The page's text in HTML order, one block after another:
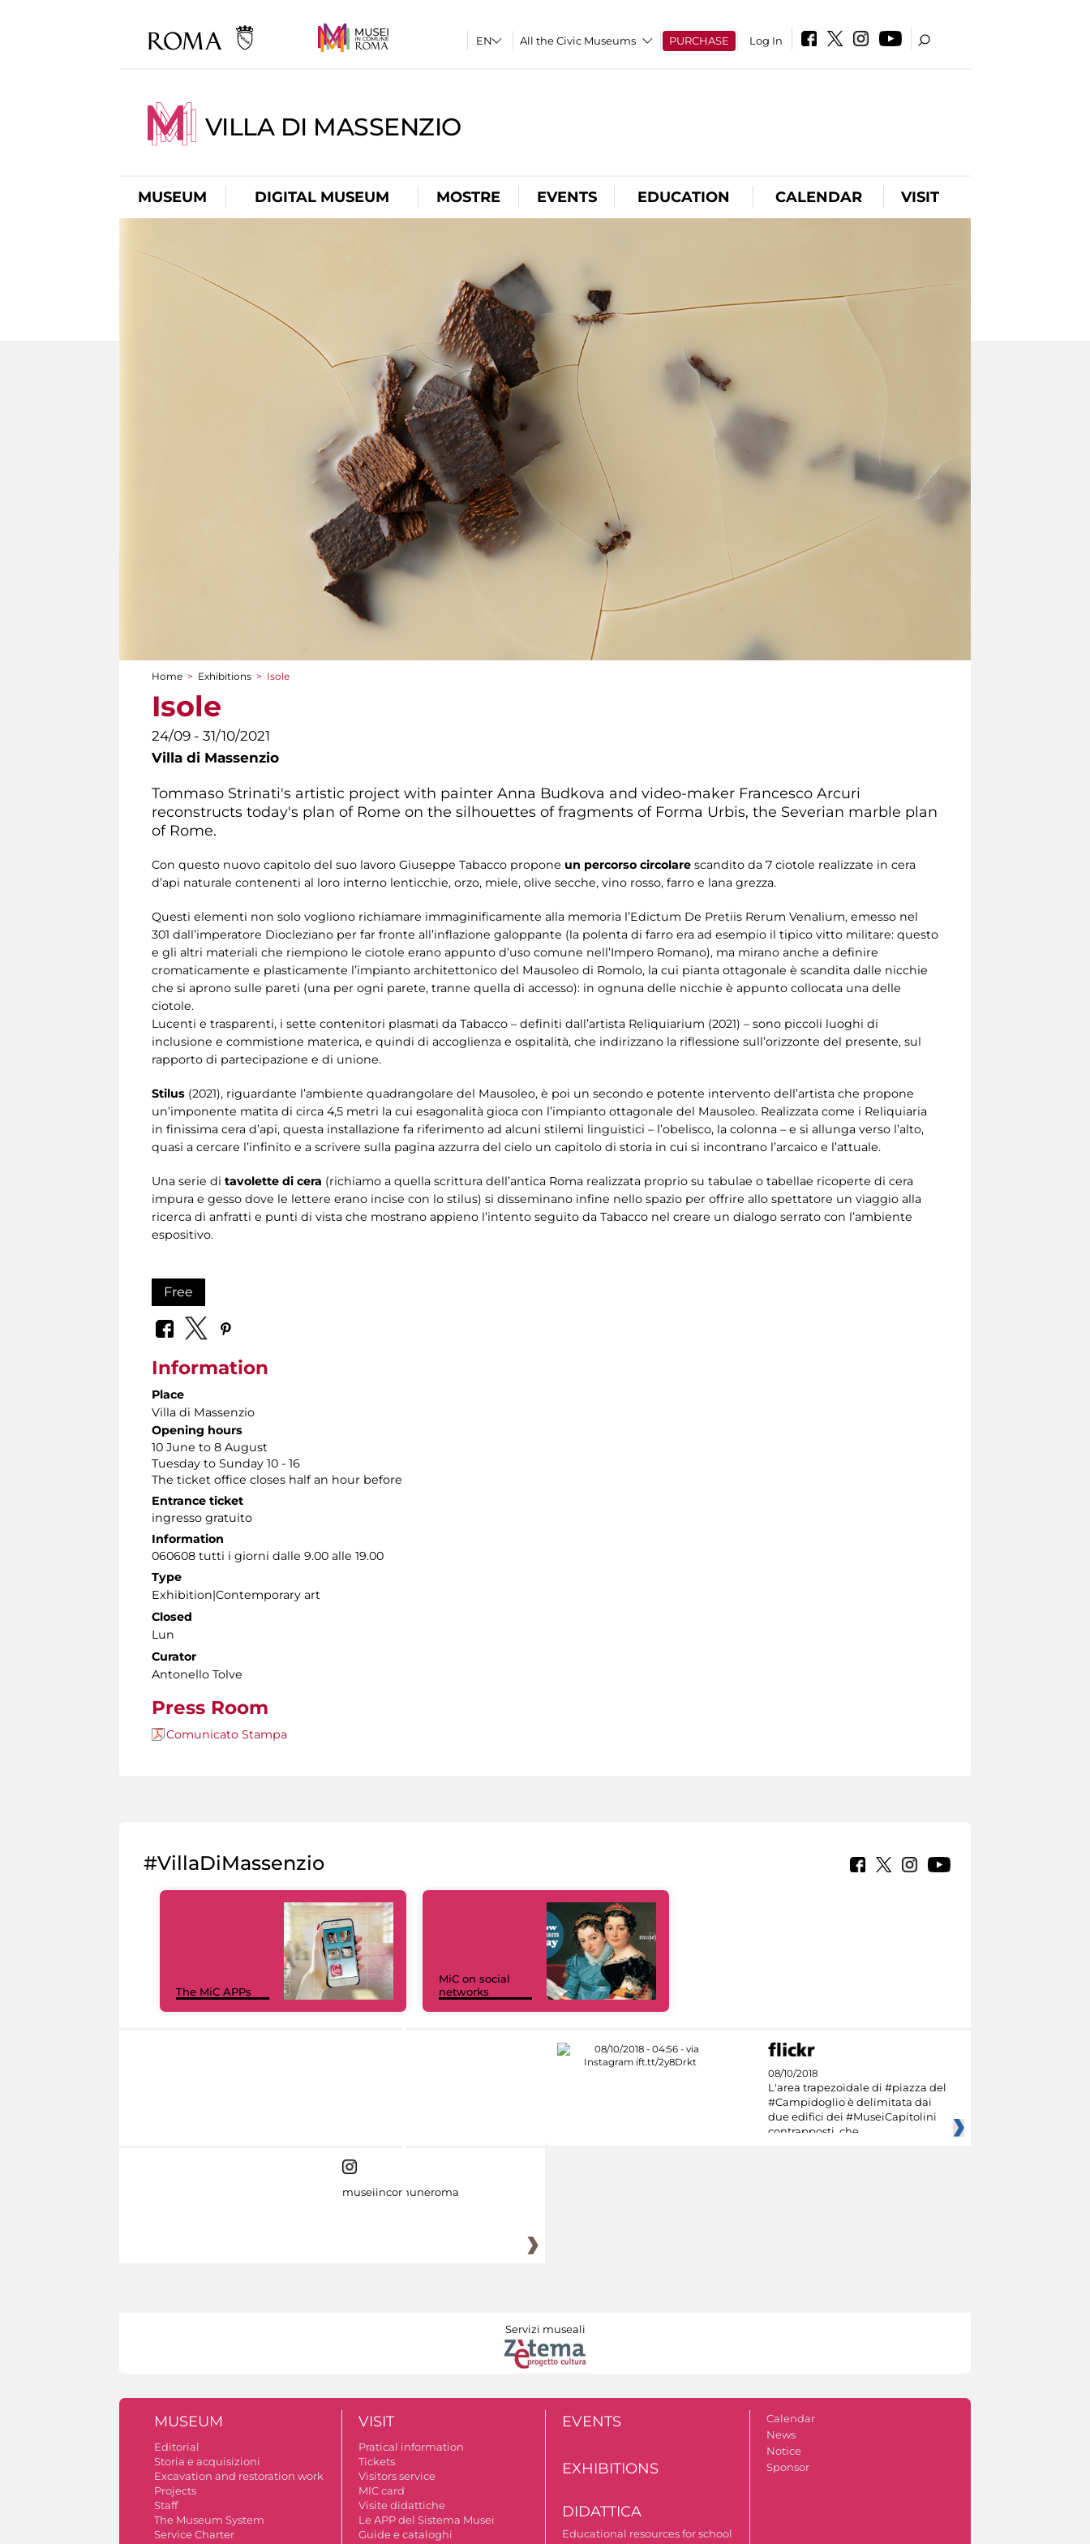
All the Civic Museums PURCHASE Log In
VILLA DI MASSENZIO
MUSEUM DIGITAL MUSEUM MOSTRE EVENTS EDUCATION CALENDAR VISIT
You are here
Home > Exhibitions > Isole
Isole
24/09 - 31/10/2021
Villa di Massenzio
Tommaso Strinati's artistic project with painter Anna Budkova and video-maker Francesco Arcuri
reconstructs today's plan of Rome on the silhouettes of fragments of Forma Urbis, the Severian marble plan
of Rome.
Con questo nuovo capitolo del suo lavoro Giuseppe Tabacco propone un percorso circolare scandito da 7 ciotole realizzate in cera
d’api naturale contenenti al loro interno lenticchie, orzo, miele, olive secche, vino rosso, farro e lana grezza.
Questi elementi non solo vogliono richiamare immaginificamente alla memoria l’Edictum De Pretiis Rerum Venalium, emesso nel
301 dall’imperatore Diocleziano per far fronte all’inflazione galoppante (la polenta di farro era ad esempio il tipico vitto militare: questo
e gli altri materiali che riempiono le ciotole erano appunto d’uso comune nell’Impero Romano), ma mirano anche a definire
cromaticamente e plasticamente l’impianto architettonico del Mausoleo di Romolo, la cui pianta ottagonale è scandita dalle nicchie
che si aprono sulle pareti (una per ogni parete, tranne quella di accesso): in ognuna delle nicchie è appunto collocata una delle
ciotole.
Lucenti e trasparenti, i sette contenitori plasmati da Tabacco – definiti dall’artista Reliquiarium (2021) – sono piccoli luoghi di
inclusione e commistione materica, e quindi di accoglienza e ospitalità, che indirizzano la riflessione sull’orizzonte del presente, sul
rapporto di partecipazione e di unione.
Stilus (2021), riguardante l’ambiente quadrangolare del Mausoleo, è poi un secondo e potente intervento dell’artista che propone
un’imponente matita di circa 4,5 metri la cui esagonalità gioca con l’impianto ottagonale del Mausoleo. Realizzata come i Reliquiaria
in finissima cera d’api, questa installazione fa riferimento ad alcuni stilemi linguistici – l’obelisco, la colonna – e si allunga verso l’alto,
quasi a cercare l’infinito e a scrivere sulla pagina azzurra del cielo un capitolo di storia in cui si incontrano l’arcaico e l’attuale.
Una serie di tavolette di cera (richiamo a quella scrittura dell’antica Roma realizzata proprio su tabulae o tabellae ricoperte di cera
impura e gesso dove le lettere erano incise con lo stilus) si disseminano infine nello spazio per offrire allo spettatore un viaggio alla
ricerca di anfratti e punti di vista che mostrano appieno l’intento seguito da Tabacco nel creare un dialogo serrato con l’ambiente
espositivo.
Free
Information
Place
Villa di Massenzio
Opening hours
10 June to 8 August
Tuesday to Sunday 10 - 16
The ticket office closes half an hour before
Entrance ticket
ingresso gratuito
Information
060608 tutti i giorni dalle 9.00 alle 19.00
Type
Exhibition|Contemporary art
Closed
Lun
Curator
Antonello Tolve
Press Room
Comunicato Stampa
#VillaDiMassenzio
The MiC APPs
MiC on social
networks
08/10/2018
L'area trapezoidale di #piazza del
#Campidoglio è delimitata dai
due edifici dei #MuseiCapitolini
contrapposti, che
museiincomuneroma
Servizi museali
MUSEUM
Editorial
Storia e acquisizioni
Excavation and restoration work
Projects
Staff
The Museum System
Service Charter
VISIT
Pratical information
Tickets
Visitors service
MIC card
Visite didattiche
Le APP del Sistema Musei
Guide e cataloghi
EVENTS
EXHIBITIONS
DIDATTICA
Educational resources for school
Calendar
News
Notice
Sponsor